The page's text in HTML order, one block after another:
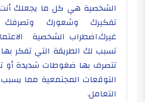
الشخصية هي كل ما يجعلك
تفكيرك وشعورك
غيرك.اضطراب الشخصية
تسبب لك الطريقة التي تفكر
تتصرف بها ضغوطات شديدة أو
التوقعات المجتمعية مما
التعامل.